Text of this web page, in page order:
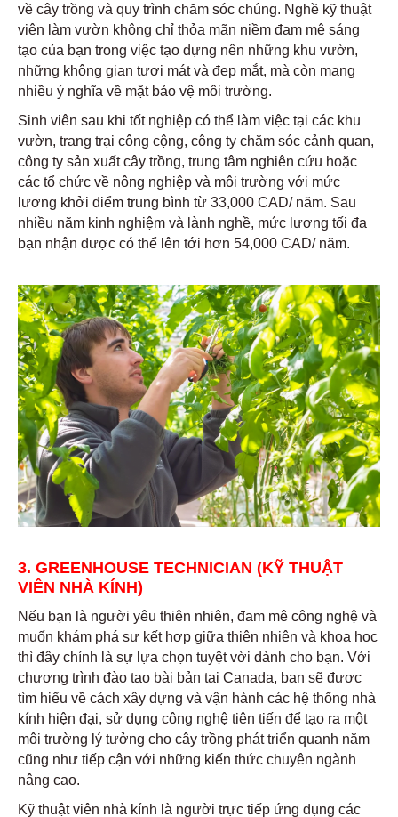
về cây trồng và quy trình chăm sóc chúng. Nghề kỹ thuật
viên làm vườn không chỉ thỏa mãn niềm đam mê sáng
tạo của bạn trong việc tạo dựng nên những khu vườn,
những không gian tươi mát và đẹp mắt, mà còn mang
nhiều ý nghĩa về mặt bảo vệ môi trường.
Sinh viên sau khi tốt nghiệp có thể làm việc tại các khu
vườn, trang trại công cộng, công ty chăm sóc cảnh quan,
công ty sản xuất cây trồng, trung tâm nghiên cứu hoặc
các tổ chức về nông nghiệp và môi trường với mức
lương khởi điểm trung bình từ 33,000 CAD/ năm. Sau
nhiều năm kinh nghiệm và lành nghề, mức lương tối đa
bạn nhận được có thể lên tới hơn 54,000 CAD/ năm.
3. GREENHOUSE TECHNICIAN (KỸ THUẬT
VIÊN NHÀ KÍNH)
Nếu bạn là người yêu thiên nhiên, đam mê công nghệ và
muốn khám phá sự kết hợp giữa thiên nhiên và khoa học
thì đây chính là sự lựa chọn tuyệt vời dành cho bạn. Với
chương trình đào tạo bài bản tại Canada, bạn sẽ được
tìm hiểu về cách xây dựng và vận hành các hệ thống nhà
kính hiện đại, sử dụng công nghệ tiên tiến để tạo ra một
môi trường lý tưởng cho cây trồng phát triển quanh năm
cũng như tiếp cận với những kiến thức chuyên ngành
nâng cao.
Kỹ thuật viên nhà kính là người trực tiếp ứng dụng các